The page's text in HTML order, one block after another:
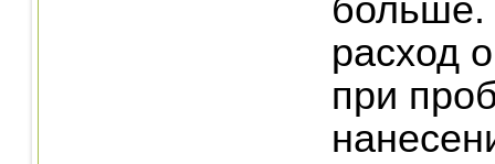
больше.
расход
при